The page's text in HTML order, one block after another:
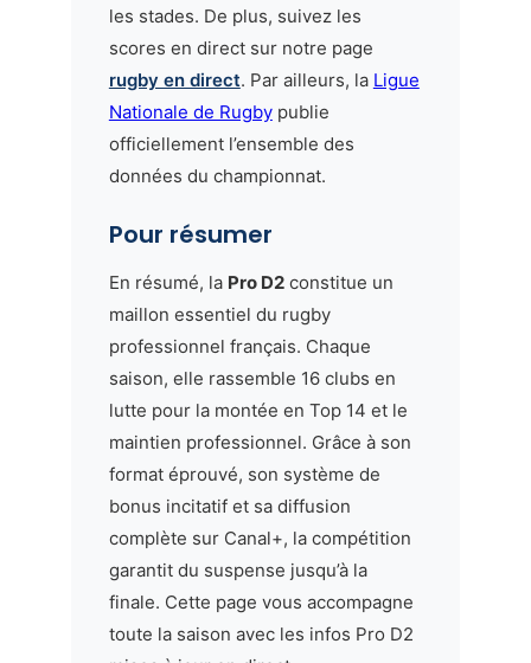
les stades. De plus, suivez les
scores en direct sur notre page
rugby en direct. Par ailleurs, la Ligue
Nationale de Rugbypublie
officiellement l’ensemble des
données du championnat.
Pour résumer
En résumé, la Pro D2constitue un
maillon essentiel du rugby
professionnel français. Chaque
saison, elle rassemble 16 clubs en
lutte pour la montée en Top 14 et le
maintien professionnel. Grâce à son
format éprouvé, son système de
bonus incitatif et sa diffusion
complète sur Canal+, la compétition
garantit du suspense jusqu’à la
finale. Cette page vous accompagne
toute la saison avec les infos Pro D2